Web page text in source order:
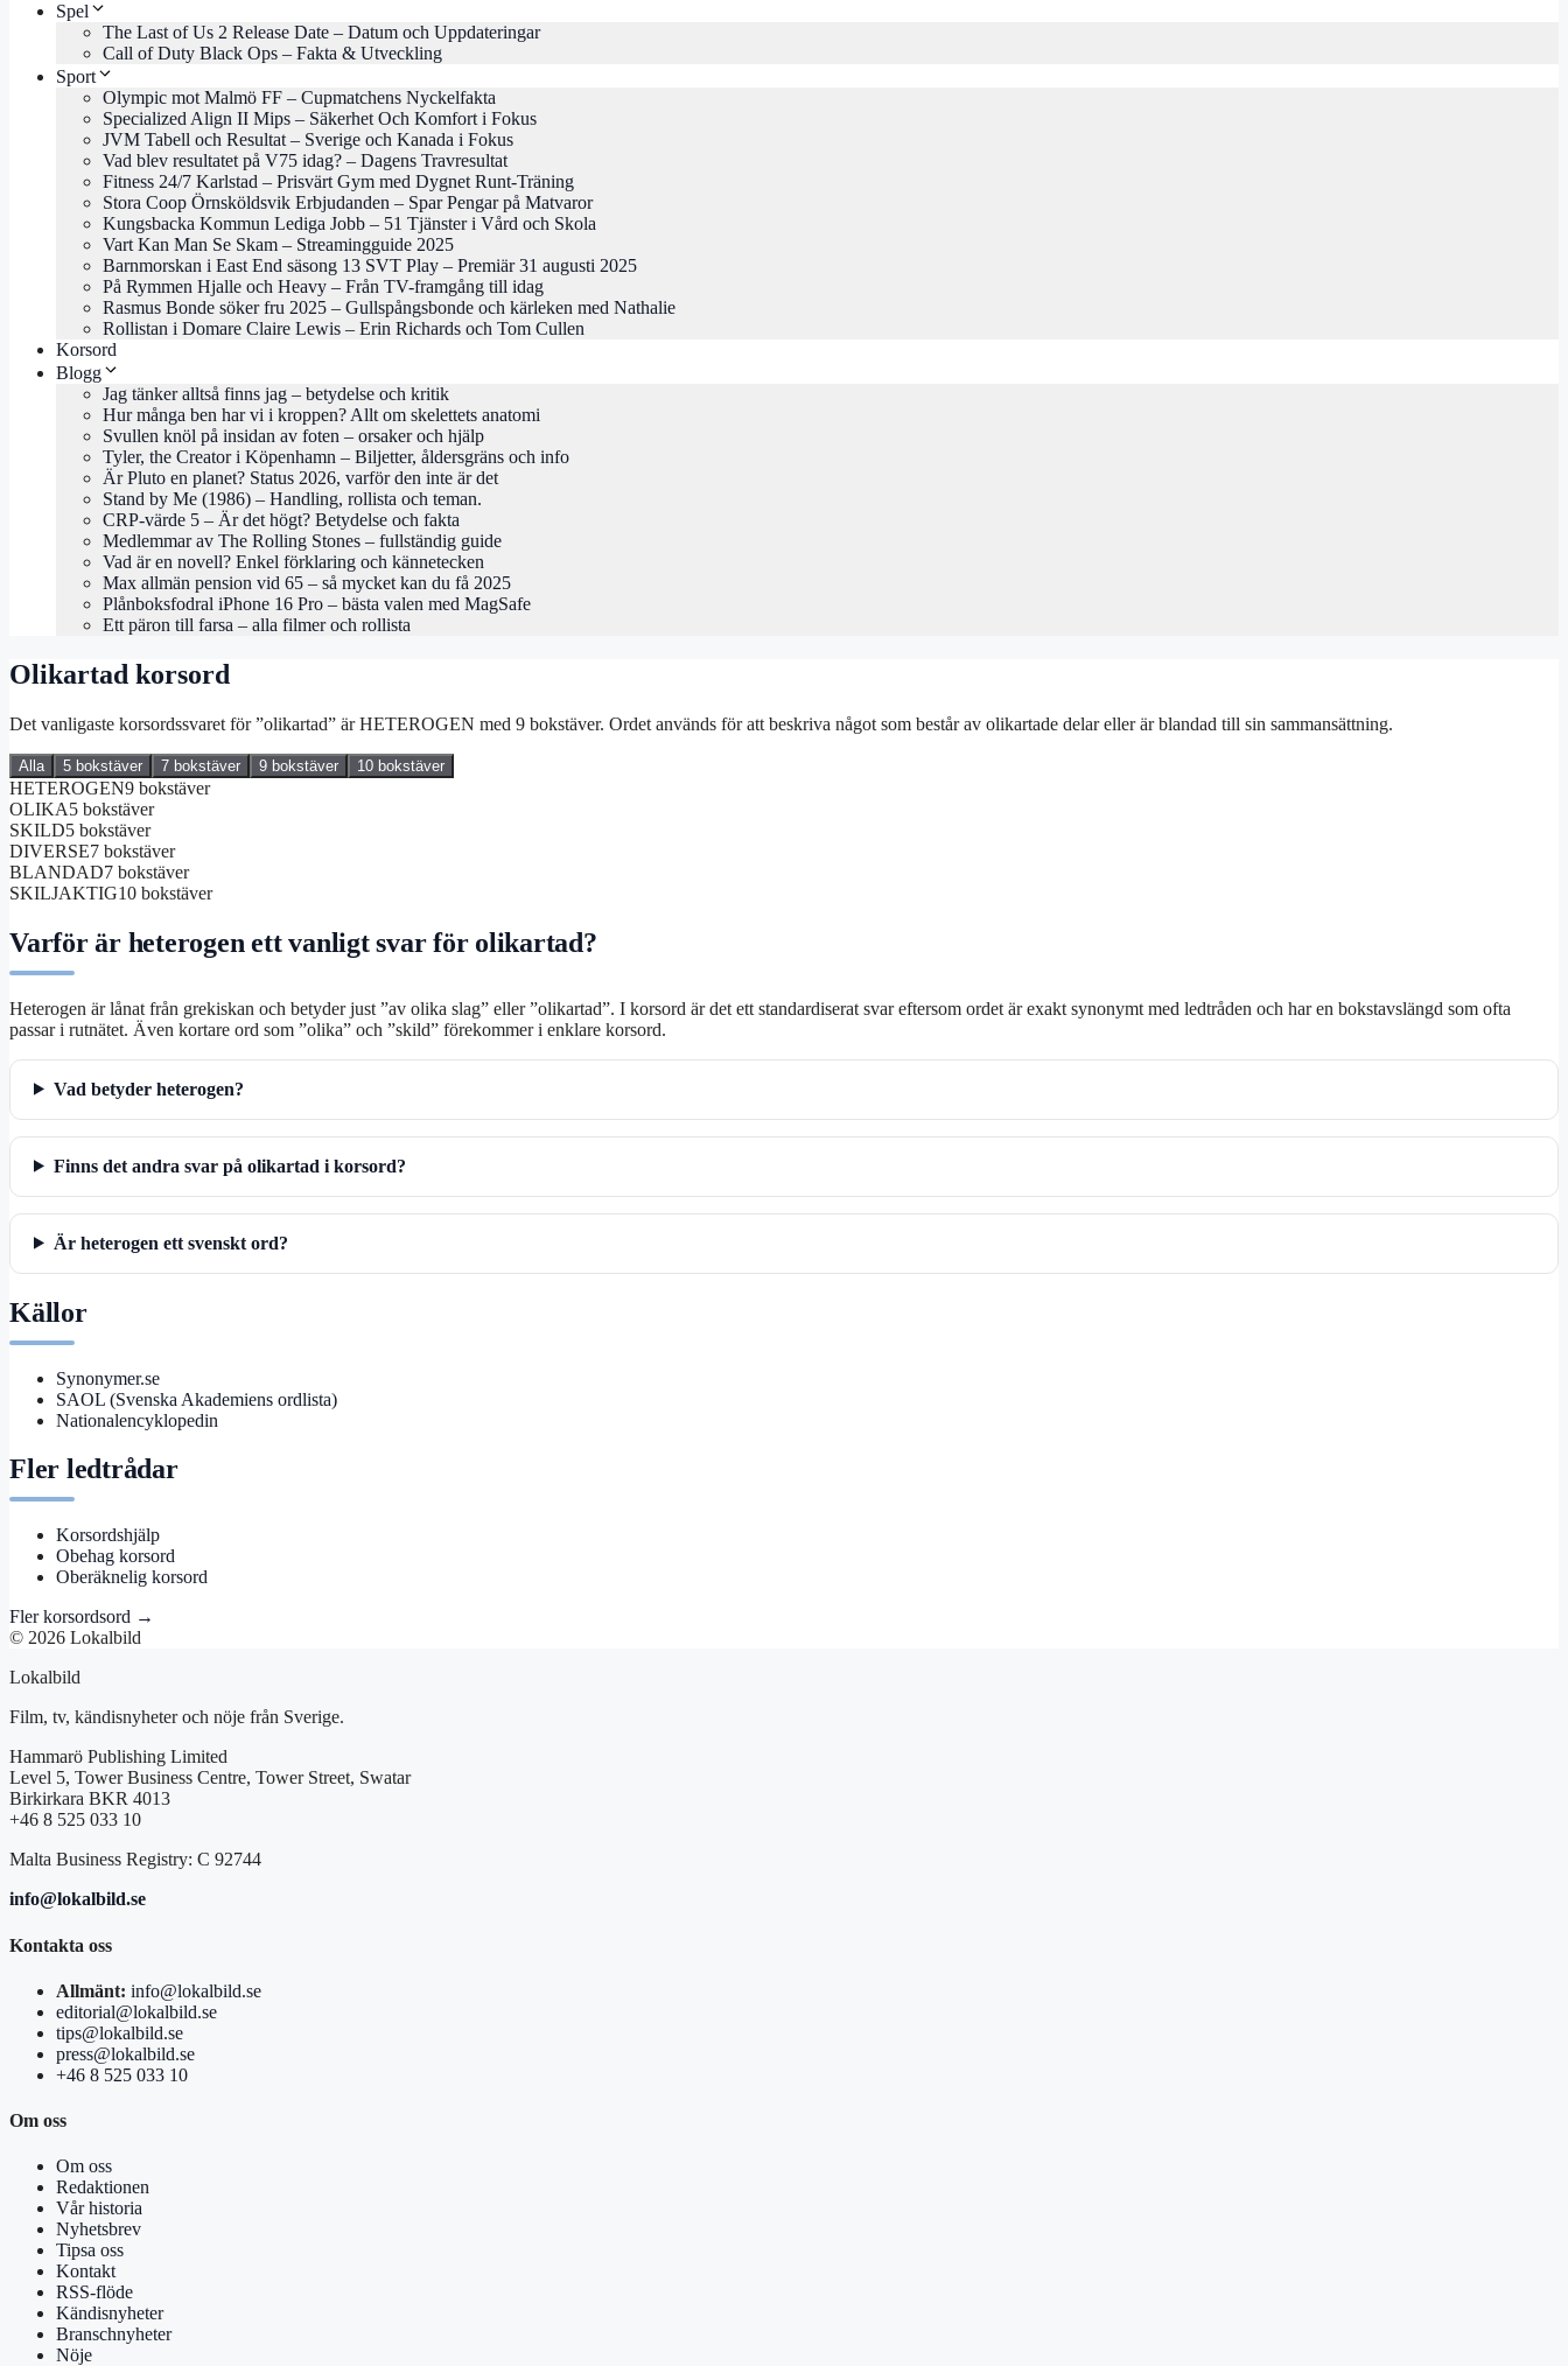
Spel
The Last of Us 2 Release Date – Datum och Uppdateringar
Call of Duty Black Ops – Fakta & Utveckling
Sport
Olympic mot Malmö FF – Cupmatchens Nyckelfakta
Specialized Align II Mips – Säkerhet Och Komfort i Fokus
JVM Tabell och Resultat – Sverige och Kanada i Fokus
Vad blev resultatet på V75 idag? – Dagens Travresultat
Fitness 24/7 Karlstad – Prisvärt Gym med Dygnet Runt-Träning
Stora Coop Örnsköldsvik Erbjudanden – Spar Pengar på Matvaror
Kungsbacka Kommun Lediga Jobb – 51 Tjänster i Vård och Skola
Vart Kan Man Se Skam – Streamingguide 2025
Barnmorskan i East End säsong 13 SVT Play – Premiär 31 augusti 2025
På Rymmen Hjalle och Heavy – Från TV-framgång till idag
Rasmus Bonde söker fru 2025 – Gullspångsbonde och kärleken med Nathalie
Rollistan i Domare Claire Lewis – Erin Richards och Tom Cullen
Korsord
Blogg
Jag tänker alltså finns jag – betydelse och kritik
Hur många ben har vi i kroppen? Allt om skelettets anatomi
Svullen knöl på insidan av foten – orsaker och hjälp
Tyler, the Creator i Köpenhamn – Biljetter, åldersgräns och info
Är Pluto en planet? Status 2026, varför den inte är det
Stand by Me (1986) – Handling, rollista och teman.
CRP-värde 5 – Är det högt? Betydelse och fakta
Medlemmar av The Rolling Stones – fullständig guide
Vad är en novell? Enkel förklaring och kännetecken
Max allmän pension vid 65 – så mycket kan du få 2025
Plånboksfodral iPhone 16 Pro – bästa valen med MagSafe
Ett päron till farsa – alla filmer och rollista
Olikartad korsord
Det vanligaste korsordssvaret för ”olikartad” är HETEROGEN med 9 bokstäver. Ordet används för att beskriva något som består av olikartade delar eller är blandad till sin sammansättning.
Alla 5 bokstäver 7 bokstäver 9 bokstäver 10 bokstäver
HETEROGEN9 bokstäver
OLIKA5 bokstäver
SKILD5 bokstäver
DIVERSE7 bokstäver
BLANDAD7 bokstäver
SKILJAKTIG10 bokstäver
Varför är heterogen ett vanligt svar för olikartad?
Heterogen är lånat från grekiskan och betyder just ”av olika slag” eller ”olikartad”. I korsord är det ett standardiserat svar eftersom ordet är exakt synonymt med ledtråden och har en bokstavslängd som ofta
passar i rutnätet. Även kortare ord som ”olika” och ”skild” förekommer i enklare korsord.
Vad betyder heterogen?
Finns det andra svar på olikartad i korsord?
Är heterogen ett svenskt ord?
Källor
Synonymer.se
SAOL (Svenska Akademiens ordlista)
Nationalencyklopedin
Fler ledtrådar
Korsordshjälp
Obehag korsord
Oberäknelig korsord
Fler korsordsord →
© 2026 Lokalbild
Lokalbild
Film, tv, kändisnyheter och nöje från Sverige.
Hammarö Publishing Limited
Level 5, Tower Business Centre, Tower Street, Swatar
Birkirkara BKR 4013
+46 8 525 033 10
Malta Business Registry: C 92744
info@lokalbild.se
Kontakta oss
Allmänt: info@lokalbild.se
editorial@lokalbild.se
tips@lokalbild.se
press@lokalbild.se
+46 8 525 033 10
Om oss
Om oss
Redaktionen
Vår historia
Nyhetsbrev
Tipsa oss
Kontakt
RSS-flöde
Kändisnyheter
Branschnyheter
Nöje